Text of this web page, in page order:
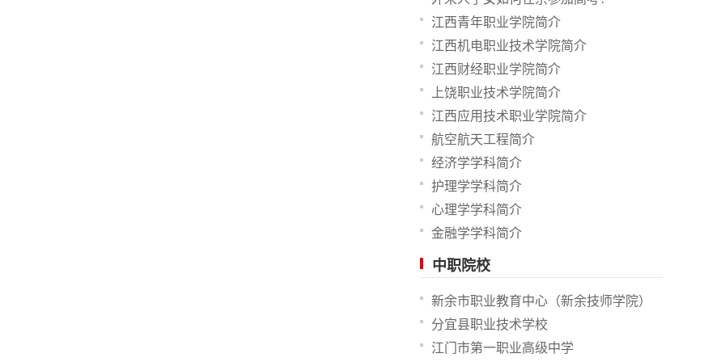
江西青年职业学院简介
江西机电职业技术学院简介
江西财经职业学院简介
上饶职业技术学院简介
江西应用技术职业学院简介
航空航天工程简介
经济学学科简介
护理学学科简介
心理学学科简介
金融学学科简介
中职院校
新余市职业教育中心（新余技师学院）
分宜县职业技术学校
江门市第一职业高级中学